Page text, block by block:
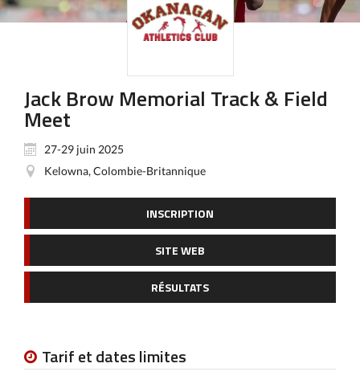
Jack Brow Memorial Track & Field
Meet
27-29 juin 2025
Kelowna, Colombie-Britannique
INSCRIPTION
SITE WEB
RÉSULTATS
Tarif et dates limites